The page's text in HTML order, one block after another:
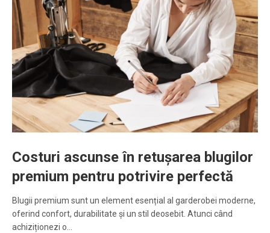
Costuri ascunse în retușarea blugilor
premium pentru potrivire perfectă
Blugii premium sunt un element esențial al garderobei moderne,
oferind confort, durabilitate și un stil deosebit. Atunci când
achiziționezi o…